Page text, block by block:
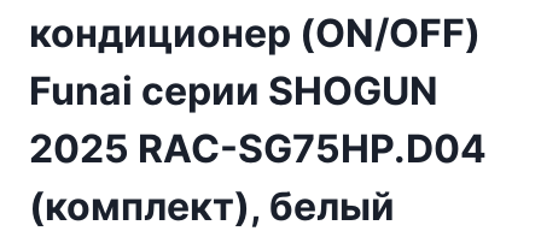
кондиционер (ON/OFF)
Funai серии SHOGUN
2025 RAC-SG75HP.D04
(комплект), белый